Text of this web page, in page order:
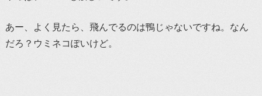
あー、よく見たら、飛んでるのは鴨じゃないですね。なん
だろ？ウミネコぽいけど。